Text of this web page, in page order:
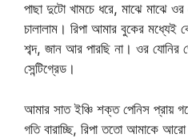
পাছা দুটো খামচে ধরে, মাঝে মাঝে
চালালাম। রিপা আমার বুকের মধ্যেই
শব্দ, জান আর পারছি না। ওর যো‌নির
সেন্টিগ্রেড।
আমার সাত ইঞ্চি শক্ত পে‌নিস প্রায়
গতি বারাচ্ছি, রিপা ততো আমাকে